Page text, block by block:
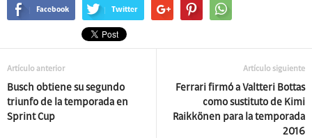
Facebook Twitter
Artículo anterior
Busch obtiene su segundo
triunfo de la temporada en
Sprint Cup
Artículo siguiente
Ferrari firmó a Valtteri Bottas
como sustituto de Kimi
Raikkönen para la temporada
2016